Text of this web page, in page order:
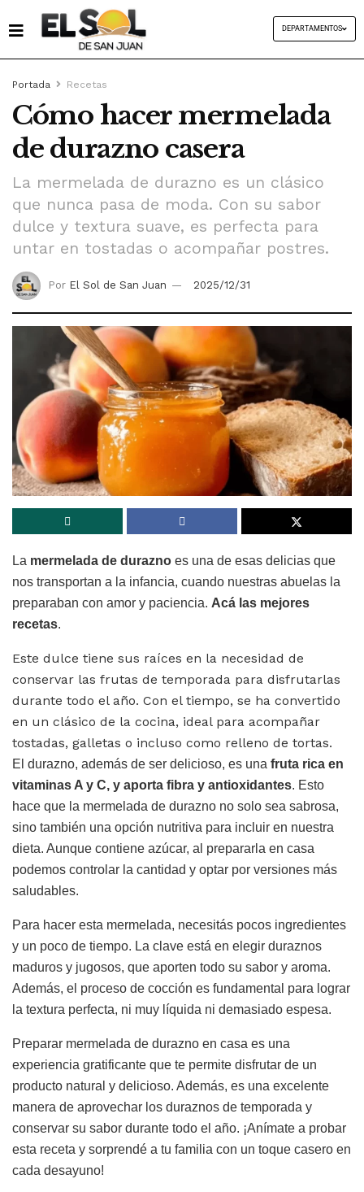
DEPARTAMENTOS
Portada Recetas
Cómo hacer mermelada
de durazno casera
La mermelada de durazno es un clásico
que nunca pasa de moda. Con su sabor
dulce y textura suave, es perfecta para
untar en tostadas o acompañar postres.
Por El Sol de San Juan 2025/12/31
La mermelada de durazno es una de esas delicias que
nos transportan a la infancia, cuando nuestras abuelas la
preparaban con amor y paciencia. Acá las mejores
recetas.
Este dulce tiene sus raíces en la necesidad de
conservar las frutas de temporada para disfrutarlas
durante todo el año. Con el tiempo, se ha convertido
en un clásico de la cocina, ideal para acompañar
tostadas, galletas o incluso como relleno de tortas.
El durazno, además de ser delicioso, es una fruta rica en
vitaminas A y C, y aporta fibra y antioxidantes. Esto
hace que la mermelada de durazno no solo sea sabrosa,
sino también una opción nutritiva para incluir en nuestra
dieta. Aunque contiene azúcar, al prepararla en casa
podemos controlar la cantidad y optar por versiones más
saludables.
Para hacer esta mermelada, necesitás pocos ingredientes
y un poco de tiempo. La clave está en elegir duraznos
maduros y jugosos, que aporten todo su sabor y aroma.
Además, el proceso de cocción es fundamental para lograr
la textura perfecta, ni muy líquida ni demasiado espesa.
Preparar mermelada de durazno en casa es una
experiencia gratificante que te permite disfrutar de un
producto natural y delicioso. Además, es una excelente
manera de aprovechar los duraznos de temporada y
conservar su sabor durante todo el año. ¡Anímate a probar
esta receta y sorprendé a tu familia con un toque casero en
cada desayuno!